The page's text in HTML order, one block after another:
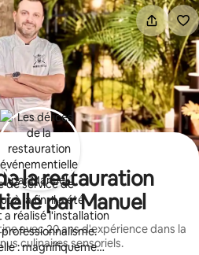
la restauration
par Manuel
avec 20 ans d'expérience dans la
culinaires sensoriels.
de service de
à la fin. Il a été
a réalisé l'installation
: magnifiquement